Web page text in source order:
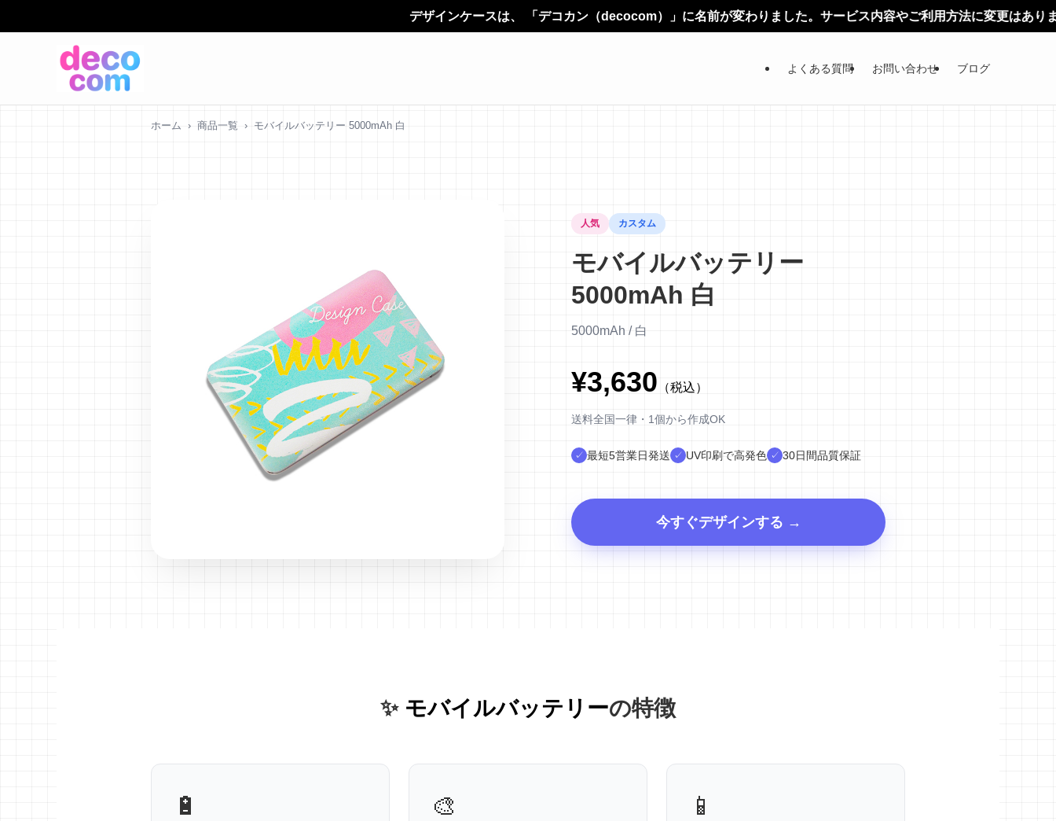
デザインケースは、 「デコカン（decocom）」に名前が変わりました。サービス内容やご利用方法に変更はありません。
よくある質問 お問い合わせ ブログ
ホーム › 商品一覧 › モバイルバッテリー 5000mAh 白
人気 カスタム
モバイルバッテリー
5000mAh 白
5000mAh / 白
¥3,630 （税込）
送料全国一律・1個から作成OK
✓ 最短5営業日発送 ✓ UV印刷で高発色 ✓ 30日間品質保証
今すぐデザインする →
✨ モバイルバッテリーの特徴
🔋 🎨 📱